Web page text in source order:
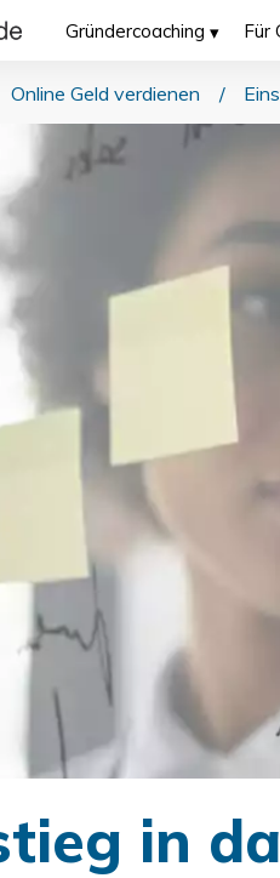
Gründercoaching Für
Online Geld verdienen /
in